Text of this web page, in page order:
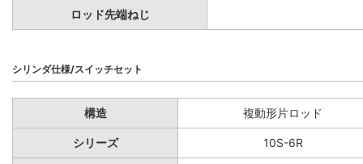
ロッド先端ねじ
シリンダ仕様/スイッチセット
構造 複動形片ロッド
シリーズ 10S-6R